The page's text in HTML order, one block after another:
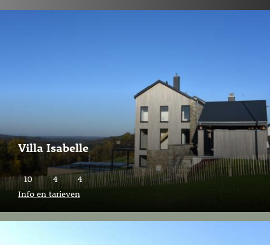
Villa Isabelle
10 4
4
Info en tarieven